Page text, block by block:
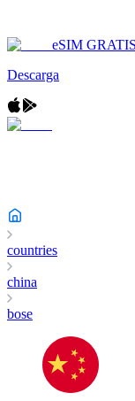
eSIM GRATIS
Descarga
countries
china
bose